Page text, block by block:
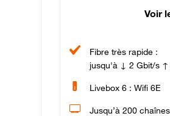
Voir
Fibre très rapide :
jusqu'à ↓ 2 Gbit/s
Livebox 6 : Wifi 6E
Jusqu’à 200